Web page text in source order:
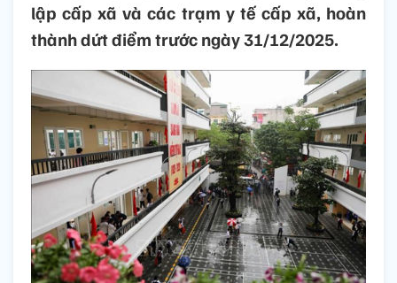
lập cấp xã và các trạm y tế cấp xã, hoàn
thành dứt điểm trước ngày 31/12/2025.